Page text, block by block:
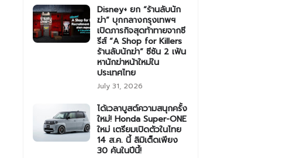
Disney+ ยก “ร้านลับนัก
ฆ่า” บุกกลางกรุงเทพฯ
เปิดภารกิจสุดท้าทายจากซี
รีส์ “A Shop for Killers
ร้านลับนักฆ่า” ซีซัน 2 เฟ้น
หานักฆ่าหน้าใหม่ใน
ประเทศไทย
July 31, 2026
ได้เวลาบูสต์ความสนุกครั้ง
ใหม่! Honda Super-ONE
ใหม่ เตรียมเปิดตัวในไทย
14 ส.ค. นี้ ลิมิเต็ดเพียง
30 คันในปีนี้!